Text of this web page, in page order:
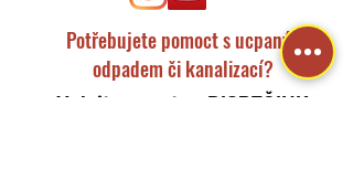
Potřebujete pomoct s ucpaným
odpadem či kanalizací?
Volejte nonstop DISPEČINK: